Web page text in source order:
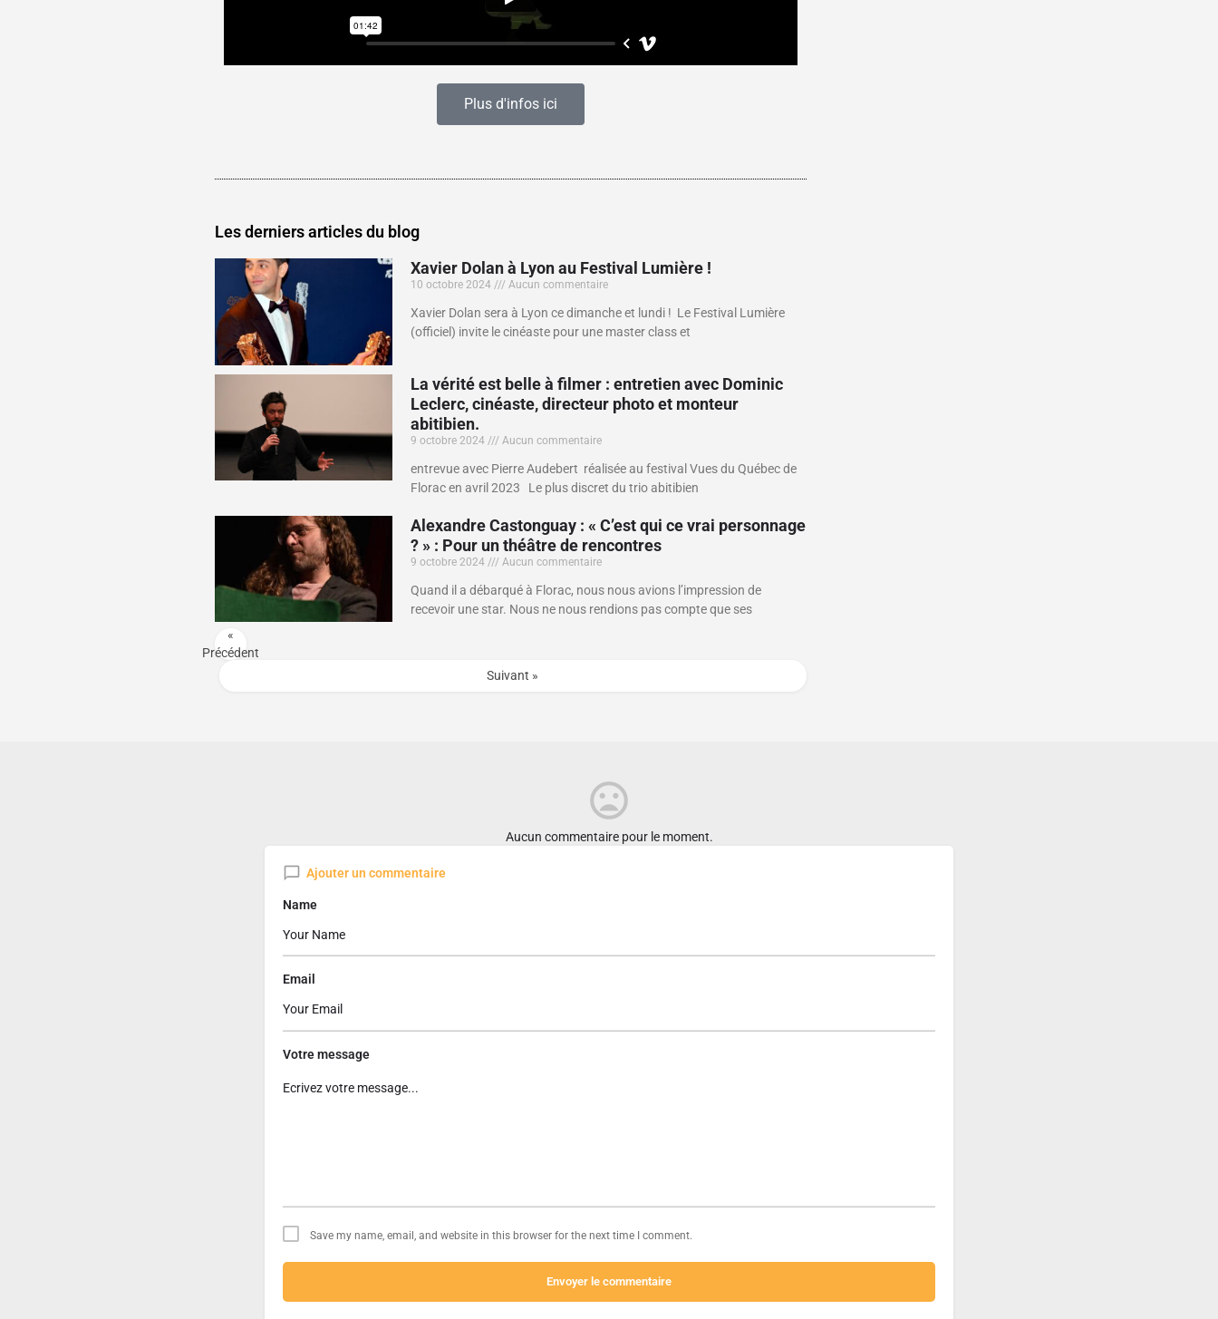
Plus d'infos ici
Les derniers articles du blog
Xavier Dolan à Lyon au Festival Lumière !
10 octobre 2024 Aucun commentaire
Xavier Dolan sera à Lyon ce dimanche et lundi ! Le Festival Lumière
(officiel) invite le cinéaste pour une master class et
La vérité est belle à filmer : entretien avec Dominic
Leclerc, cinéaste, directeur photo et monteur
abitibien.
9 octobre 2024 Aucun commentaire
entrevue avec Pierre Audebert réalisée au festival Vues du Québec de
Florac en avril 2023 Le plus discret du trio abitibien
Alexandre Castonguay : « C’est qui ce vrai personnage
? » : Pour un théâtre de rencontres
9 octobre 2024 Aucun commentaire
Quand il a débarqué à Florac, nous nous avions l’impression de
recevoir une star. Nous ne nous rendions pas compte que ses
«
Précédent
Suivant »
Aucun commentaire pour le moment.
Ajouter un commentaire
Name
Email
Votre message
Save my name, email, and website in this browser for the next time I comment.
Envoyer le commentaire